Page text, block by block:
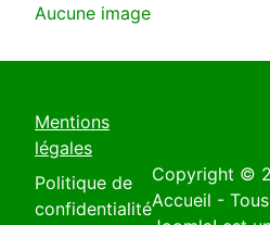
Aucune image
Mentions
légales
Politique de
confidentialité
Copyright ©
Accueil -